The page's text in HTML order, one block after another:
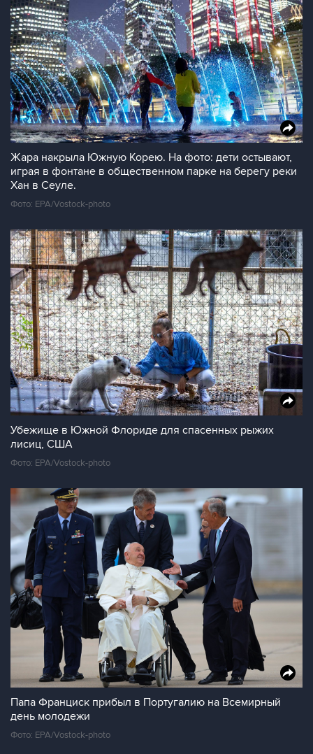
Жара накрыла Южную Корею. На фото: дети остывают,
играя в фонтане в общественном парке на берегу реки
Хан в Сеуле.
Фото: EPA/Vostock-photo
Убежище в Южной Флориде для спасенных рыжих
лисиц, США
Фото: EPA/Vostock-photo
Папа Франциск прибыл в Португалию на Всемирный
день молодежи
Фото: EPA/Vostock-photo